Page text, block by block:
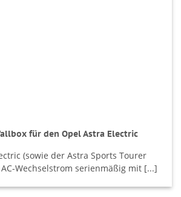
für den Opel Astra Electric
(sowie der Astra Sports Tourer
Wechselstrom serienmäßig mit [...]